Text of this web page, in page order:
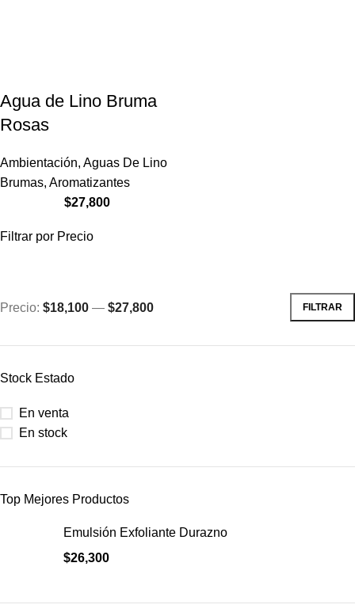
Filtrar por Precio
FILTRAR
Precio: $18,100 — $27,800
Stock Estado
En venta
En stock
Top Mejores Productos
Emulsión Exfoliante Durazno
$26,300
Agua de Lino Bruma
Rosas
Ambientación, Aguas De Lino
Brumas, Aromatizantes
$27,800